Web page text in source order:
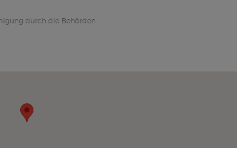
durch die Behörden.